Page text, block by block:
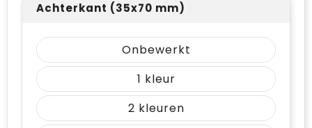
Achterkant (35x70 mm)
Onbewerkt
1
2